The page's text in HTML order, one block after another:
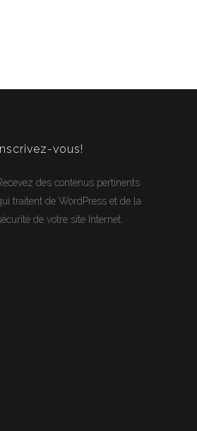
vous!
des contenus pertinents
traitent de WordPress et de la
de votre site Internet.